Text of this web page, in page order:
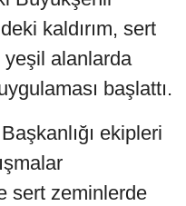
kaldırım, sert
alanlarda
başlattı.
ekipleri
sert zeminlerde